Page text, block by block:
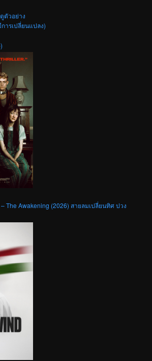
ตัวอย่าง
ารเปลี่ยนแปลง)
– The Awakening (2026) สายลมเปลี่ยนทิศ ปวง